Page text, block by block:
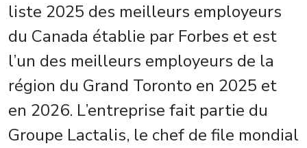
liste 2025 des meilleurs employeurs
du Canada établie par Forbes et est
l’un des meilleurs employeurs de la
région du Grand Toronto en 2025 et
en 2026. L’entreprise fait partie du
Groupe Lactalis, le chef de file mondial